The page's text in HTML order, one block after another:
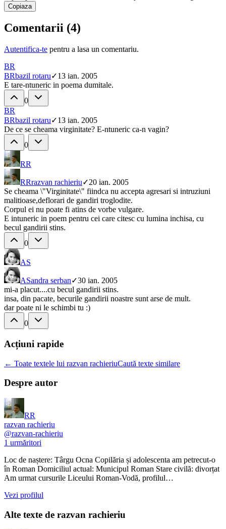
Copiaza
Comentarii (4)
Autentifica-te pentru a lasa un comentariu.
BR
BRbazil rotaru✓13 ian. 2005
E tare-ntuneric in poema dumitale.
0
BR
BRbazil rotaru✓13 ian. 2005
De ce se cheama virginitate? E-ntuneric ca-n vagin?
0
RR
RRrazvan rachieriu✓20 ian. 2005
Se cheama \"Virginitate\" fiindca nu accepta agresari si intruziuni
malitioase,deflorari de gandiri troglodite.
Corpul ei nu poate fi atins de vorbe vulgare.
E intuneric in poem pentru cei care citesc cu lumina inchisa, cu
becul gandirii stins.
0
AS
ASandra serban✓30 ian. 2005
mi-a placut....cu becul gandirii stins.
insa, din pacate, becurile gandirii noastre sunt arse de mult.
dar poate ni le schimbi tu :)
0
Acțiuni rapide
← Toate textele lui razvan rachieriuCaută texte similare
Despre autor
RR
razvan rachieriu
@razvan-rachieriu
1 urmăritori
Loc de naștere: Târgu Ocna Copilăria și adolescenta am petrecut-o
în Roman Domiciliul actual: Municipul Roman Stare civilă: divorțat
Am urmat cursurile Liceului Roman-Vodă, profilul…
Vezi profilul
Alte texte de razvan rachieriu